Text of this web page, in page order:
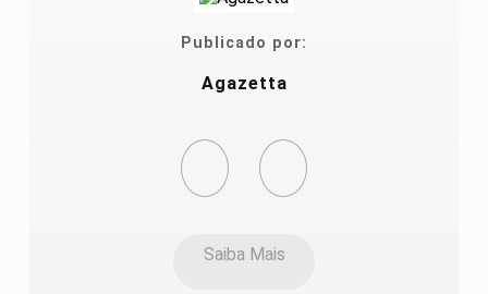
Publicado por:
Agazetta
Saiba Mais